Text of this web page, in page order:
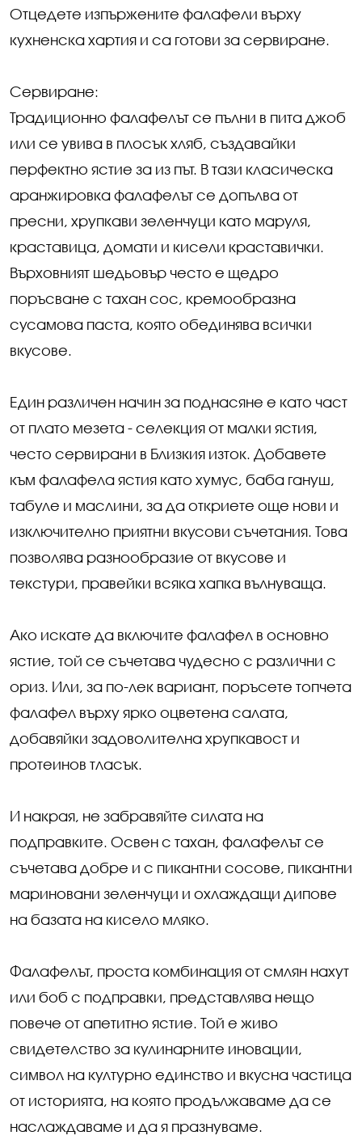
Отцедете изпържените фалафели върху
кухненска хартия и са готови за сервиране.
Сервиране:
Традиционно фалафелът се пълни в пита джоб
или се увива в плосък хляб, създавайки
перфектно ястие за из път. В тази класическа
аранжировка фалафелът се допълва от
пресни, хрупкави зеленчуци като маруля,
краставица, домати и кисели краставички.
Върховният шедьовър често е щедро
поръсване с тахан сос, кремообразна
сусамова паста, която обединява всички
вкусове.
Един различен начин за поднасяне е като част
от плато мезета - селекция от малки ястия,
често сервирани в Близкия изток. Добавете
към фалафела ястия като хумус, баба гануш,
табуле и маслини, за да откриете още нови и
изключително приятни вкусови съчетания. Това
позволява разнообразие от вкусове и
текстури, правейки всяка хапка вълнуваща.
Ако искате да включите фалафел в основно
ястие, той се съчетава чудесно с различни с
ориз. Или, за по-лек вариант, поръсете топчета
фалафел върху ярко оцветена салата,
добавяйки задоволителна хрупкавост и
протеинов тласък.
И накрая, не забравяйте силата на
подправките. Освен с тахан, фалафелът се
съчетава добре и с пикантни сосове, пикантни
мариновани зеленчуци и охлаждащи дипове
на базата на кисело мляко.
Фалафелът, проста комбинация от смлян нахут
или боб с подправки, представлява нещо
повече от апетитно ястие. Той е живо
свидетелство за кулинарните иновации,
символ на културно единство и вкусна частица
от историята, на която продължаваме да се
наслаждаваме и да я празнуваме.